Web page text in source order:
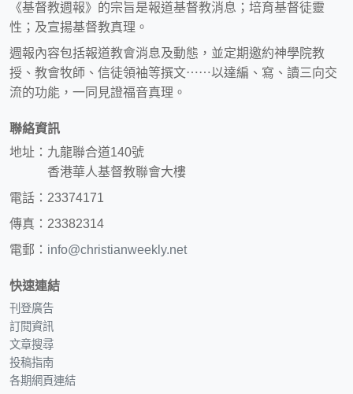
《基督教週報》的宗旨是報道基督教消息；培育基督徒靈
性；及宣揚基督教真理。
週報內容包括報道教會消息及動態，並定期邀約神學院教
授、教會牧師、信徒領袖等撰文⋯⋯以達編、寫、讀三向交
流的功能，一同見證福音真理。
聯絡資訊
地址：九龍聯合道140號
香港華人基督教聯會大樓
電話：23374171
傳真：23382314
電郵： info@christianweekly.net
快速連結
刊登廣告
訂閱資訊
文章搜尋
投稿指南
各期網頁連結